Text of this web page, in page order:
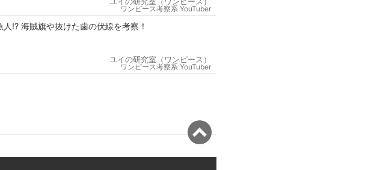
ワンピース考察系 YouTuber
!? 海賊旗や抜けた歯の伏線を考察！
ユイの研究室（ワンピース）
ワンピース考察系 YouTuber